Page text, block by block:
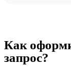
Как
запрос?